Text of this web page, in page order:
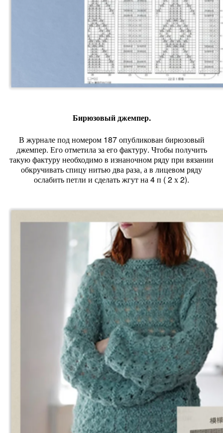
Бирюзовый джемпер.
В журнале под номером 187 опубликован бирюзовый
джемпер. Его отметила за его фактуру. Чтобы получить
такую фактуру необходимо в изнаночном ряду при вязании
обкручивать спицу нитью два раза, а в лицевом ряду
ослабить петли и сделать жгут на 4 п ( 2 х 2).